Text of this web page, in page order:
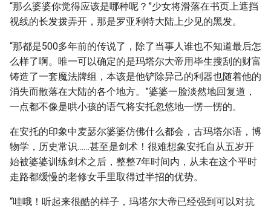
“那么婆婆你觉得应该是哪种呢？”少女将滑落在书页上遮挡
视线的长发拨弄开，那是罗亚利特大陆上少见的黑发。
“那都是500多年前的传说了，除了当事人谁也不知道最后怎
么样了啊。唯一可以确定的是玛塔尔大帝用毕生搜刮的财富
铸造了一套魔法牌组，本该是他铲除异己的利器也随着他的
消失而散落在大陆的各个地方。”婆婆一脸淡然地回复道，
一点都不像是哄小孩的语气将安托忽悠地一愣一愣的。
在安托的印象中麦瑟尔婆婆仿佛什么都会，古玛塔尔语，博
物学，历史常识……甚至是剑术！很难想象安托自从五岁开
始被婆婆训练剑术之后，整整7年时间内，从未在这个平时
走路都缓慢的老修女手里取得过半招的优势。
“哇哦！听起来很酷的样子，玛塔尔大帝已经强到可以对抗